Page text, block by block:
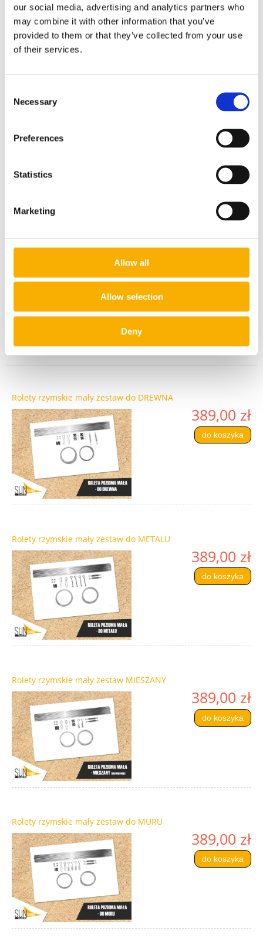
our social media, advertising and analytics partners who
may combine it with other information that you’ve
provided to them or that they’ve collected from your use
of their services.
Selection
Necessary
Preferences
Statistics
Marketing
Allow all
Allow selection
Deny
Kurier DPD 25,00 zł
Odbiór osobisty 0,00 zł
Produkty powiązane
Rolety rzymskie mały zestaw do DREWNA
389,00 zł
do koszyka
Rolety rzymskie mały zestaw do METALU
389,00 zł
do koszyka
Rolety rzymskie mały zestaw MIESZANY
389,00 zł
do koszyka
Rolety rzymskie mały zestaw do MURU
389,00 zł
do koszyka